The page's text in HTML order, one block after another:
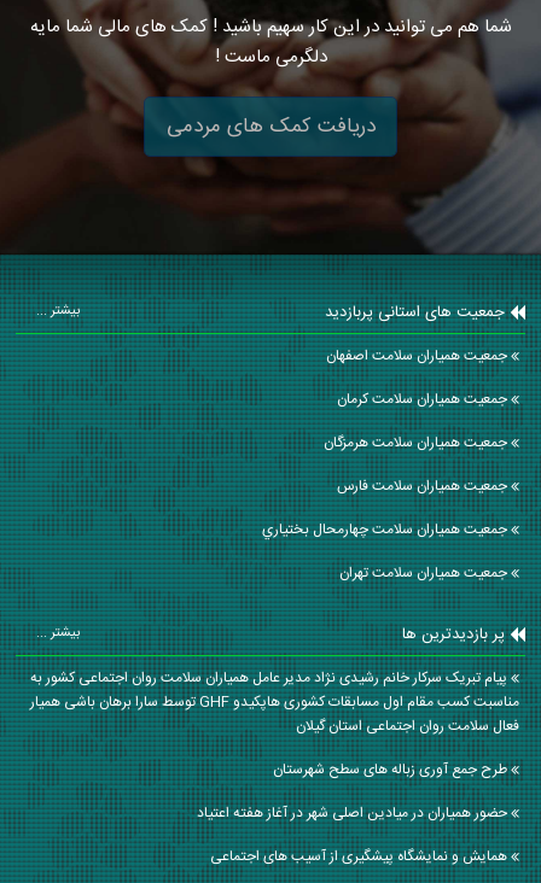
شما هم می توانید در این کار سهیم باشید ! کمک های مالی شما مایه
دلگرمی ماست !
دریافت کمک های مردمی
جمعیت های استانی پربازدید بیشتر ...
جمعیت همیاران سلامت اصفهان
جمعیت همیاران سلامت كرمان
جمعیت همیاران سلامت هرمزگان
جمعیت همیاران سلامت فارس
جمعیت همیاران سلامت چهارمحال بختياري
جمعیت همیاران سلامت تهران
پر بازدیدترین ها بیشتر ...
پیام تبریک سرکار خانم رشیدی نژاد مدیر عامل همیاران سلامت روان اجتماعی کشور به
مناسبت کسب مقام اول مسابقات کشوری هاپکیدو GHF توسط سارا برهان باشی همیار
فعال سلامت روان اجتماعی استان گیلان
طرح جمع آوری زباله های سطح شهرستان
حضور همیاران در میادین اصلی شهر در آغاز هفته اعتیاد
همایش و نمایشگاه پیشگیری از آسیب های اجتماعی